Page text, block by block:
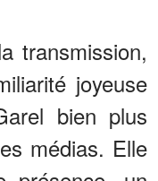
transmission,
joyeuse
bien plus
médias. Elle